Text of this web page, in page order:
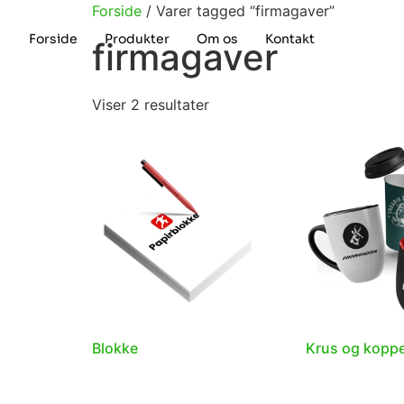
Forside Produkter Om os Kontakt
Forside / Varer tagged “firmagaver”
firmagaver
Viser 2 resultater
Blokke Krus og